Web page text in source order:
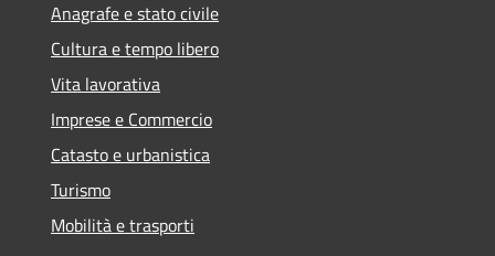
Anagrafe e stato civile
Cultura e tempo libero
Vita lavorativa
Imprese e Commercio
Catasto e urbanistica
Turismo
Mobilità e trasporti